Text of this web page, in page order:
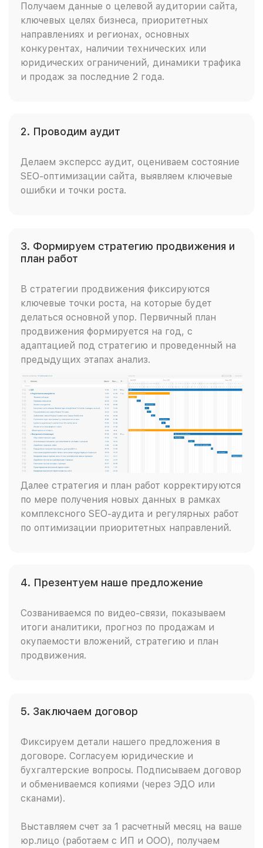
Получаем данные о целевой аудитории сайта,
ключевых целях бизнеса, приоритетных
направлениях и регионах, основных
конкурентах, наличии технических или
юридических ограничений, динамики трафика
и продаж за последние 2 года.
2. Проводим аудит
Делаем эксперсс аудит, оцениваем состояние
SEO-оптимизации сайта, выявляем ключевые
ошибки и точки роста.
3. Формируем стратегию продвижения и
план работ
В стратегии продвижения фиксируются
ключевые точки роста, на которые будет
делаться основной упор. Первичный план
продвижения формируется на год, с
адаптацией под стратегию и проведенный на
предыдущих этапах анализ.
Далее стратегия и план работ корректируются
по мере получения новых данных в рамках
комплексного SEO-аудита и регулярных работ
по оптимизации приоритетных направлений.
4. Презентуем наше предложение
Созваниваемся по видео-связи, показываем
итоги аналитики, прогноз по продажам и
окупаемости вложений, стратегию и план
продвижения.
5. Заключаем договор
Фиксируем детали нашего предложения в
договоре. Согласуем юридические и
бухгалтерские вопросы. Подписываем договор
и обмениваемся копиями (через ЭДО или
сканами).
Выставляем счет за 1 расчетный месяц на ваше
юр.лицо (работаем с ИП и ООО), получаем